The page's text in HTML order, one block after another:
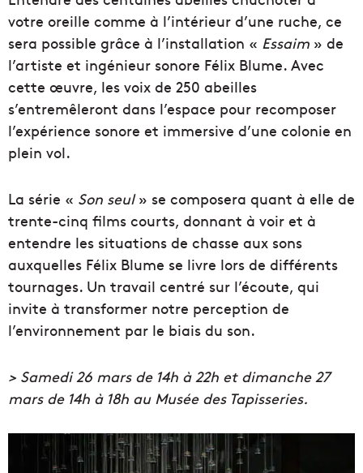
votre oreille comme à l’intérieur d’une ruche, ce
sera possible grâce à l’installation « Essaim » de
l’artiste et ingénieur sonore Félix Blume. Avec
cette œuvre, les voix de 250 abeilles
s’entremêleront dans l’espace pour recomposer
l’expérience sonore et immersive d’une colonie en
plein vol.
La série « Son seul» se composera quant à elle de
trente-cinq films courts, donnant à voir et à
entendre les situations de chasse aux sons
auxquelles Félix Blume se livre lors de différents
tournages. Un travail centré sur l’écoute, qui
invite à transformer notre perception de
l’environnement par le biais du son.
> Samedi 26 mars de 14h à 22h et dimanche 27
mars de 14h à 18h au Musée des Tapisseries.